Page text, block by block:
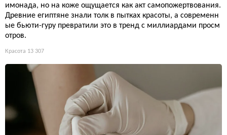
имонада, но на коже ощущается как акт самопожертвования.
Древние египтяне знали толк в пытках красоты, а современн
ые бьюти-гуру превратили это в тренд с миллиардами просм
отров.
Красота 13 307